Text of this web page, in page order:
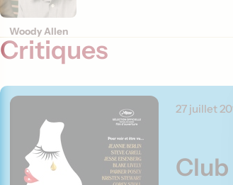
Woody Allen
Critiques
27 juillet